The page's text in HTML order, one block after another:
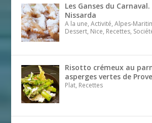
Les Ganses du Carnaval.
Nissarda
A la une, Activité, Alpes-
Dessert, Nice, Recettes,
Risotto crémeux au
asperges vertes de
Plat, Recettes